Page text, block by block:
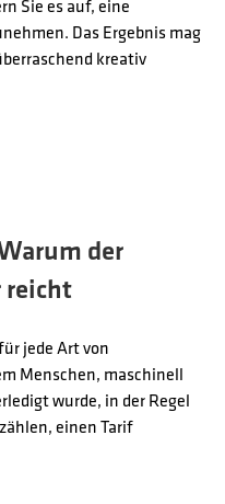
Sektor
und Energie
Sie es auf, eine
Das Ergebnis mag
kreativ
der
reicht
jede Art von
Menschen, maschinell
wurde, in der Regel
einen Tarif